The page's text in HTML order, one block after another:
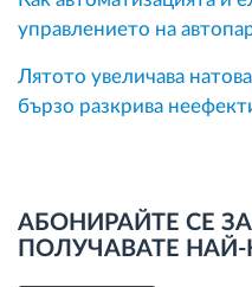
управлението на
Лятото увеличава
бързо разкрива
АБОНИРАЙТЕ СЕ
ПОЛУЧАВАТЕ